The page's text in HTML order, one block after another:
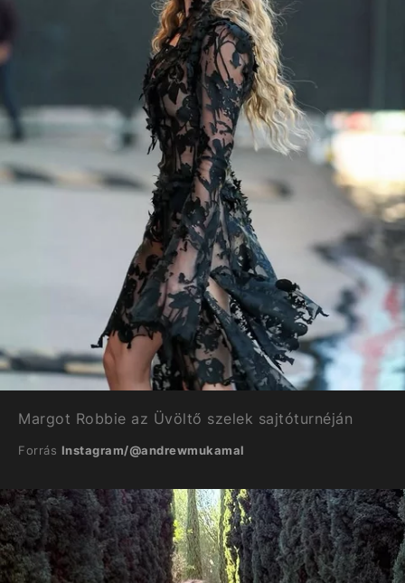
Margot Robbie az Üvöltő szelek sajtóturnéján
Forrás Instagram/@andrewmukamal